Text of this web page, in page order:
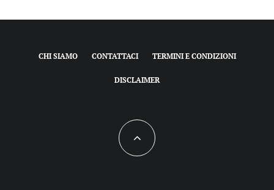
CHI SIAMO CONTATTACI TERMINI E CONDIZIONI
DISCLAIMER